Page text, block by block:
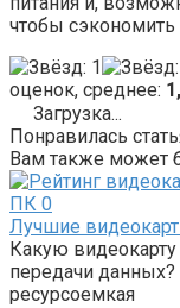
чтобы сэкономить
оценок, среднее:
Загрузка...
Понравилась
Вам также может
ПК 0
Лучшие
Какую
передачи
ресурсоемкая